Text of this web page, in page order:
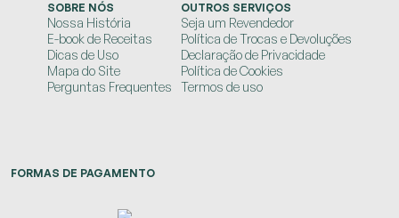
SOBRE NÓS
Nossa História
E-book de Receitas
Dicas de Uso
Mapa do Site
Perguntas Frequentes
OUTROS SERVIÇOS
Seja um Revendedor
Política de Trocas e Devoluções
Declaração de Privacidade
Política de Cookies
Termos de uso
FORMAS DE PAGAMENTO